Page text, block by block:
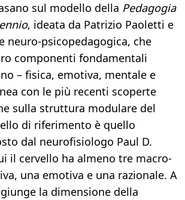
sul modello della Pedagogia
, ideata da Patrizio Paoletti e
neuro-psicopedagogica, che
componenti fondamentali
– fisica, emotiva, mentale e
con le più recenti scoperte
sulla struttura modulare del
di riferimento è quello
dal neurofisiologo Paul D.
il cervello ha almeno tre macro-
una emotiva e una razionale. A
la dimensione della